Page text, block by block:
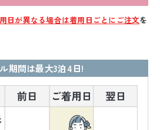
日が異なる場合は着用日ごとにご注文を
期間は最大3泊4日!